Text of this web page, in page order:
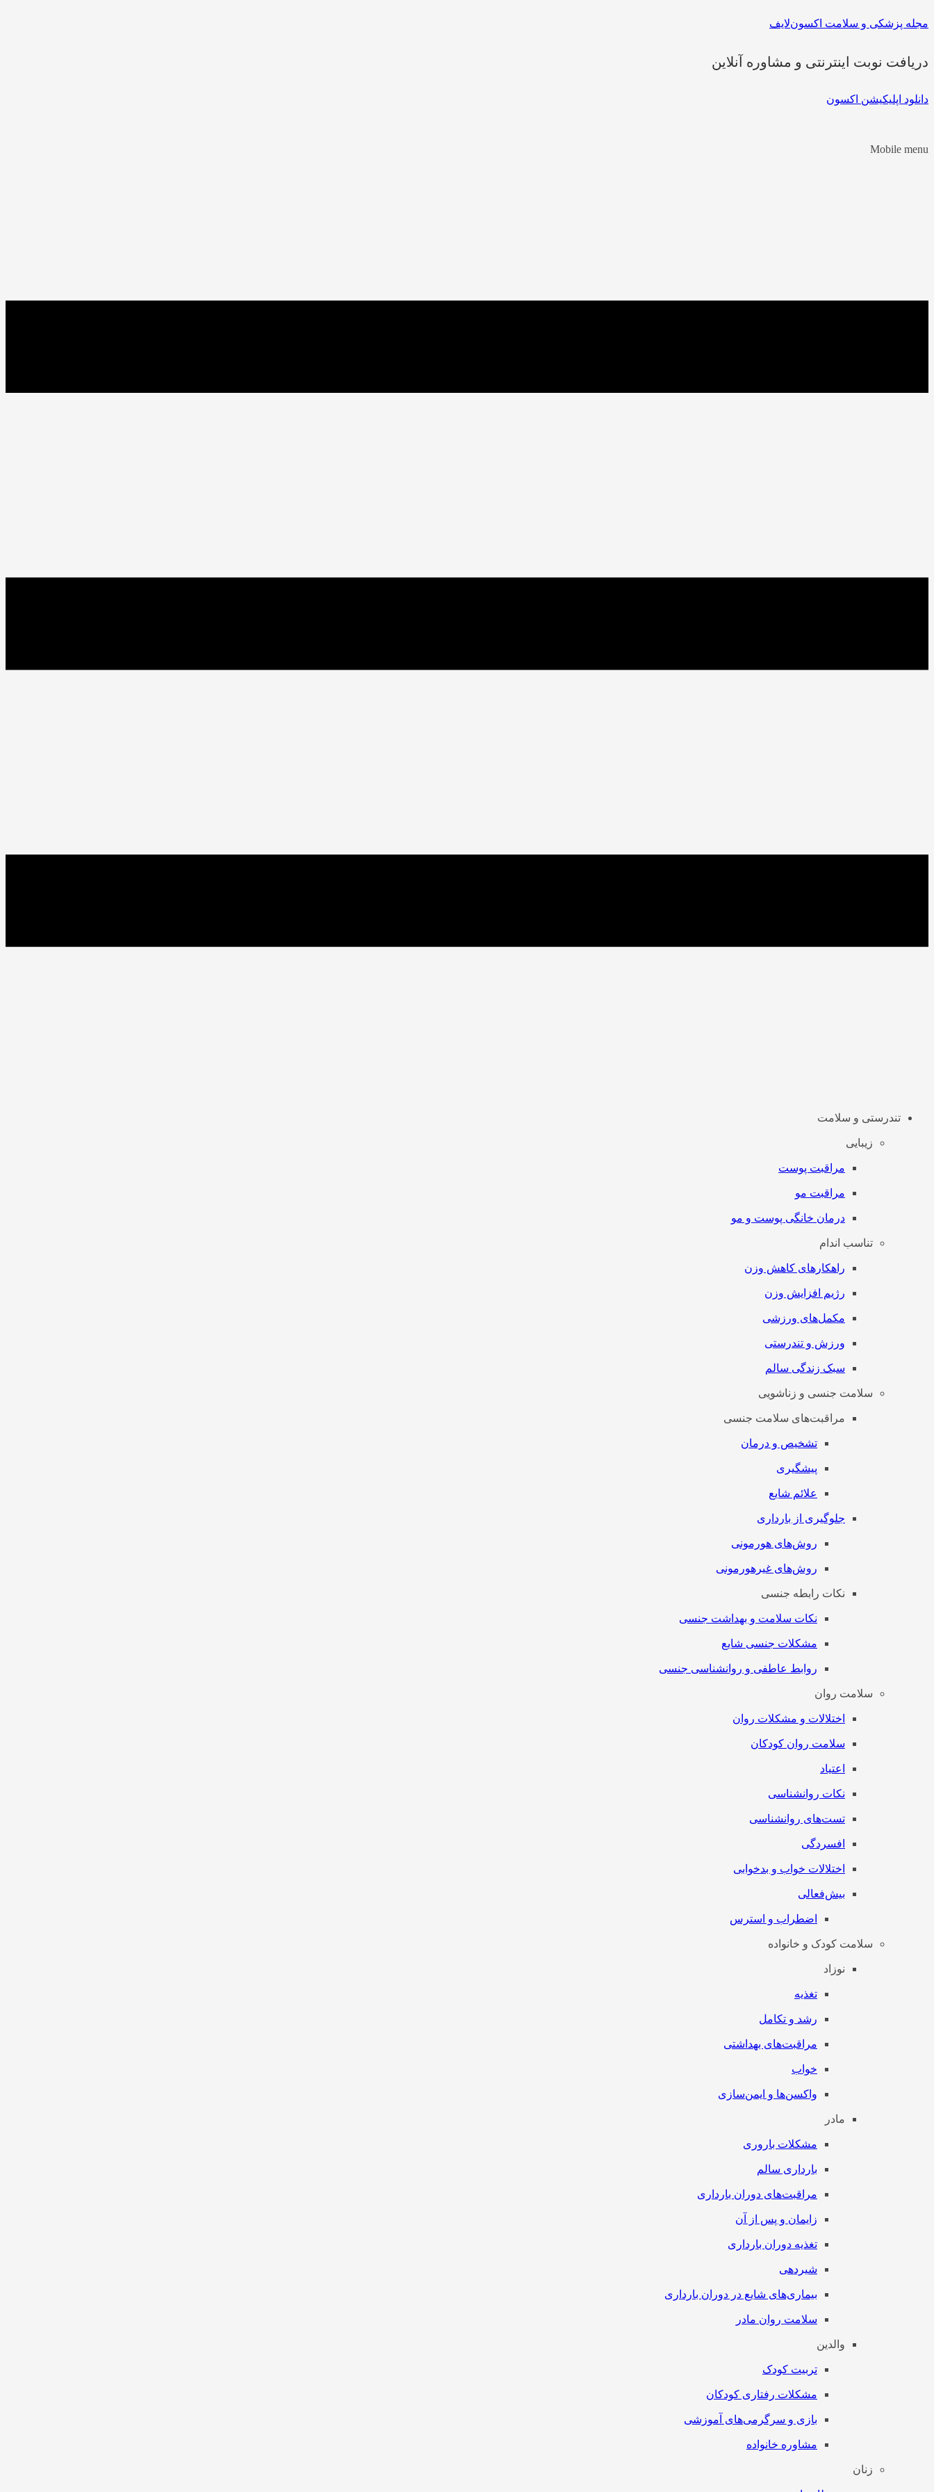
مجله پزشکی و سلامت اکسون‌لایف
دریافت نوبت اینترنتی و مشاوره آنلاین
دانلود اپلیکیشن اکسون
Mobile menu
تندرستی و سلامت
زیبایی
مراقبت پوست
مراقبت مو
درمان خانگی پوست و مو
تناسب اندام
راهکارهای کاهش وزن
رژیم افزایش وزن
مکمل‌های ورزشی
ورزش و تندرستی
سبک زندگی سالم
سلامت جنسی و زناشویی
مراقبت‌های سلامت جنسی
تشخیص و درمان
پیشگیری
علائم شایع
جلوگیری از بارداری
روش‌های هورمونی
روش‌های غیرهورمونی
نکات رابطه جنسی
نکات سلامت و بهداشت جنسی
مشکلات جنسی شایع
روابط عاطفی و روانشناسی جنسی
سلامت روان
اختلالات و مشکلات روان
سلامت روان کودکان
اعتیاد
نکات روانشناسی
تست‌های روانشناسی
افسردگی
اختلالات خواب و بدخوابی
بیش‌فعالی
اضطراب و استرس
سلامت کودک و خانواده
نوزاد
تغذیه
رشد و تکامل
مراقبت‌های بهداشتی
خواب
واکسن‌ها و ایمن‌سازی
مادر
مشکلات باروری
بارداری سالم
مراقبت‌های دوران بارداری
زایمان و پس از آن
تغذیه دوران بارداری
شیردهی
بیماری‌های شایع در دوران بارداری
سلامت روان مادر
والدین
تربیت کودک
مشکلات رفتاری کودکان
بازی و سرگرمی‌های آموزشی
مشاوره خانواده
زنان